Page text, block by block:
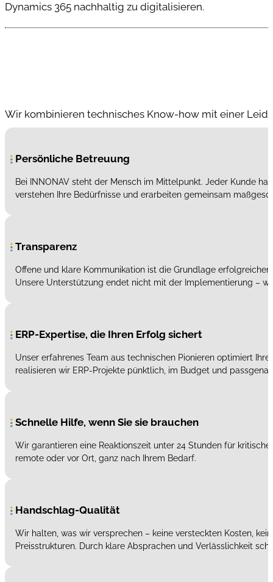
Dynamics 365 nachhaltig zu digitalisieren.
Wir kombinieren technisches Know-how mit einer
Persönliche Betreuung
Bei INNONAV steht der Mensch im Mittelpunkt. Jeder Kunde
verstehen Ihre Bedürfnisse und erarbeiten gemeinsam
Transparenz
Offene und klare Kommunikation ist die Grundlage
Unsere Unterstützung endet nicht mit der Implementierung –
ERP-Expertise, die Ihren Erfolg sichert
Unser erfahrenes Team aus technischen Pionieren optimiert
realisieren wir ERP-Projekte pünktlich, im Budget und
Schnelle Hilfe, wenn Sie sie brauchen
Wir garantieren eine Reaktionszeit unter 24 Stunden für
remote oder vor Ort, ganz nach Ihrem Bedarf.
Handschlag-Qualität
Wir halten, was wir versprechen – keine versteckten Kosten,
Preisstrukturen. Durch klare Absprachen und Verlässlichkeit